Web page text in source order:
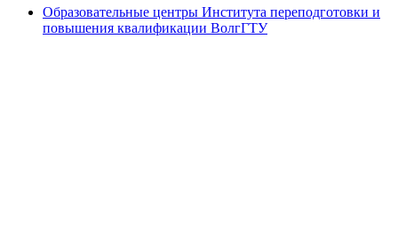
Образовательные центры Института переподготовки и
повышения квалификации ВолгГТУ